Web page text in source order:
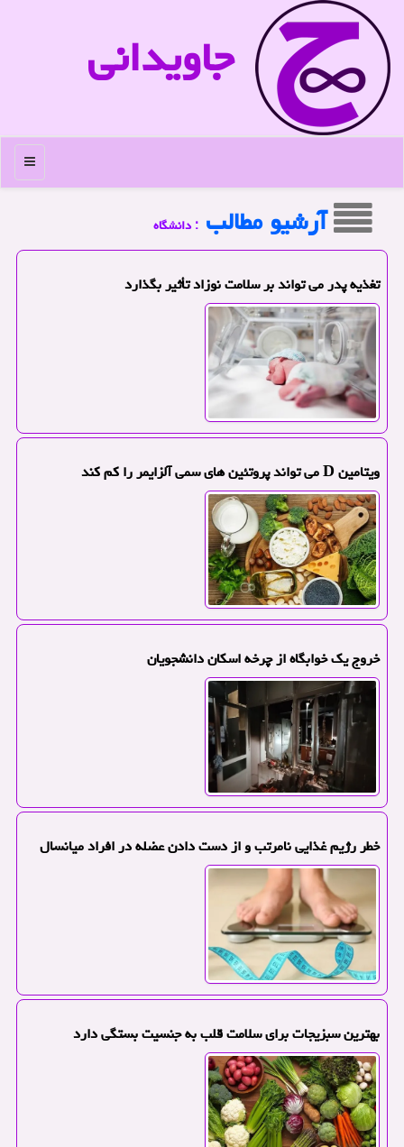
جاویدانی
منو
آرشیو مطالب : دانشگاه
تغذیه پدر می تواند بر سلامت نوزاد تأثیر بگذارد
ویتامین D می تواند پروتئین های سمی آلزایمر را کم کند
خروج یک خوابگاه از چرخه اسکان دانشجویان
خطر رژیم غذایی نامرتب و از دست دادن عضله در افراد میانسال
بهترین سبزیجات برای سلامت قلب به جنسیت بستگی دارد